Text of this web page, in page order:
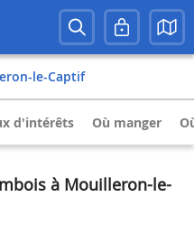
le-Captif
d'intérêts Où manger
à Mouilleron-le-